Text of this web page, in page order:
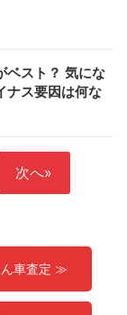
ベスト？ 気にな
ナス要因は何な
次へ»
ん車査定 ≫